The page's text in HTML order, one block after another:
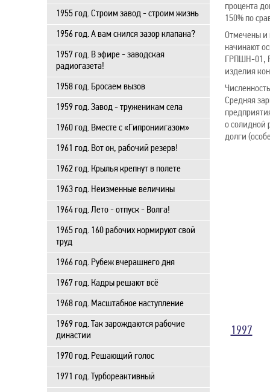
1955 год. Строим завод - строим жизнь
1956 год. А вам снился зазор клапана?
1957 год. В эфире - заводская
радиогазета!
1958 год. Бросаем вызов
1959 год. Завод - труженикам села
1960 год. Вместе с «Гипрониигазом»
1961 год. Вот он, рабочий резерв!
1962 год. Крылья крепнут в полете
1963 год. Неизменные величины
1964 год. Лето - отпуск - Волга!
1965 год. 160 рабочих нормируют свой
труд
1966 год. Рубеж вчерашнего дня
1967 год. Кадры решают всё
1968 год. Масштабное наступление
1969 год. Так зарождаются рабочие
династии
1970 год. Решающий голос
1971 год. Турбореактивный
процента
150% по
Отмечены и
начинают
ГРПШН-01,
изделия
Средняя
о солидной
долги
1997